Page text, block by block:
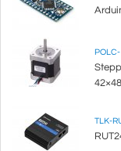
TLK-